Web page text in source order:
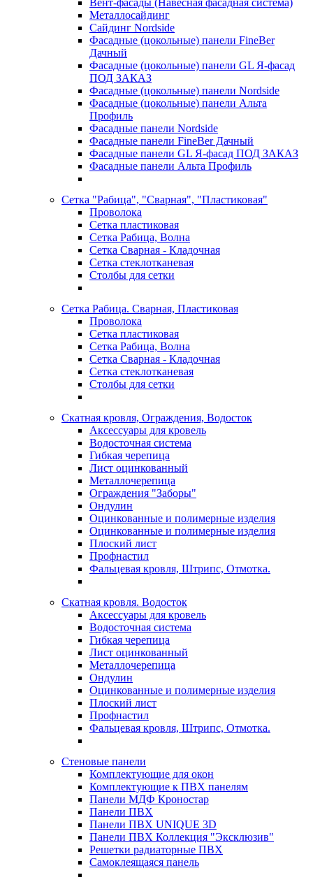
Вент-фасады (Навесная фасадная система)
Металлосайдинг
Сайдинг Nordside
Фасадные (цокольные) панели FineBer
Дачный
Фасадные (цокольные) панели GL Я-фасад
ПОД ЗАКАЗ
Фасадные (цокольные) панели Nordside
Фасадные (цокольные) панели Альта
Профиль
Фасадные панели Nordside
Фасадные панели FineBer Дачный
Фасадные панели GL Я-фасад ПОД ЗАКАЗ
Фасадные панели Альта Профиль
Сетка "Рабица", "Сварная", "Пластиковая"
Проволока
Сетка пластиковая
Сетка Рабица, Волна
Сетка Сварная - Кладочная
Сетка стеклотканевая
Столбы для сетки
Сетка Рабица. Сварная, Пластиковая
Проволока
Сетка пластиковая
Сетка Рабица, Волна
Сетка Сварная - Кладочная
Сетка стеклотканевая
Столбы для сетки
Скатная кровля, Ограждения, Водосток
Аксессуары для кровель
Водосточная система
Гибкая черепица
Лист оцинкованный
Металлочерепица
Ограждения "Заборы"
Ондулин
Оцинкованные и полимерные изделия
Оцинкованные и полимерные изделия
Плоский лист
Профнастил
Фальцевая кровля, Штрипс, Отмотка.
Скатная кровля. Водосток
Аксессуары для кровель
Водосточная система
Гибкая черепица
Лист оцинкованный
Металлочерепица
Ондулин
Оцинкованные и полимерные изделия
Плоский лист
Профнастил
Фальцевая кровля, Штрипс, Отмотка.
Стеновые панели
Комплектующие для окон
Комплектующие к ПВХ панелям
Панели МДФ Кроностар
Панели ПВХ
Панели ПВХ UNIQUE 3D
Панели ПВХ Коллекция "Эксклюзив"
Решетки радиаторные ПВХ
Самоклеящаяся панель